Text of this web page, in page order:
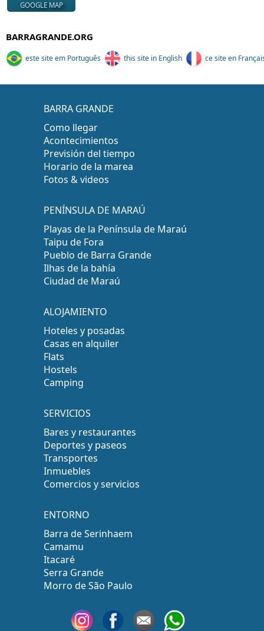
GOOGLE MAP
BARRAGRANDE.ORG
este site em Português this site in English ce site en
BARRA GRANDE
Como llegar
Acontecimientos
Previsión del tiempo
Horario de la marea
Fotos & videos
PENÍNSULA DE MARAÚ
Playas de la Península de Maraú
Taipu de Fora
Pueblo de Barra Grande
Ilhas de la bahía
Ciudad de Maraú
ALOJAMIENTO
Hoteles y posadas
Casas en alquiler
Flats
Hostels
Camping
SERVICIOS
Bares y restaurantes
Deportes y paseos
Transportes
Inmuebles
Comercios y servicios
ENTORNO
Barra de Serinhaem
Camamu
Itacaré
Serra Grande
Morro de São Paulo